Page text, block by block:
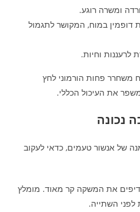
ומשרה רוגע.
דופמין במוח, המקושר לתגמול
לרעננות וחיות.
פחות הורמוני לחץ
את העיכול הכללי.
נכונה
של אנשור טעמים, כדאי לעקוב
את המשקה קר מאוד. מומלץ